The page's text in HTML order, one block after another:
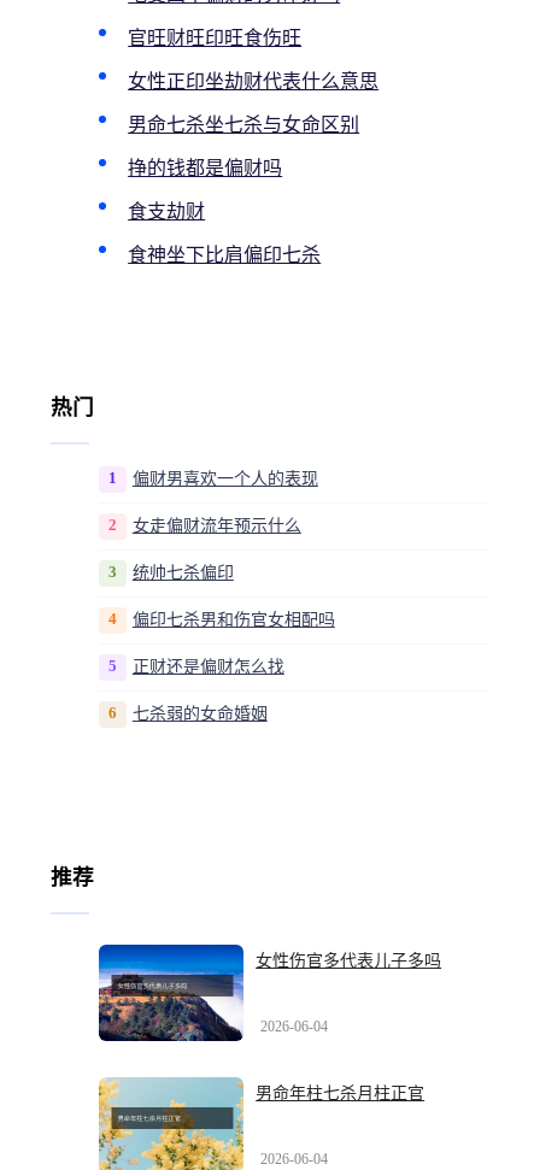
官旺财旺印旺食伤旺
女性正印坐劫财代表什么意思
男命七杀坐七杀与女命区别
挣的钱都是偏财吗
食支劫财
食神坐下比肩偏印七杀
热门
1 偏财男喜欢一个人的表现
2 女走偏财流年预示什么
3 统帅七杀偏印
4 偏印七杀男和伤官女相配吗
5 正财还是偏财怎么找
6 七杀弱的女命婚姻
推荐
女性伤官多代表儿子多吗
2026-06-04
男命年柱七杀月柱正官
2026-06-04